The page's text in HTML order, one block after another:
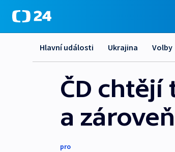
Hlavní události Ukrajina Volby
ČD
a
pro